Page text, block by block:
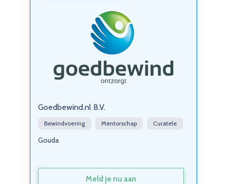
Goedbewind.nl B.V.
Bewindvoering Mentorschap Curatele
Gouda
Meld je nu aan